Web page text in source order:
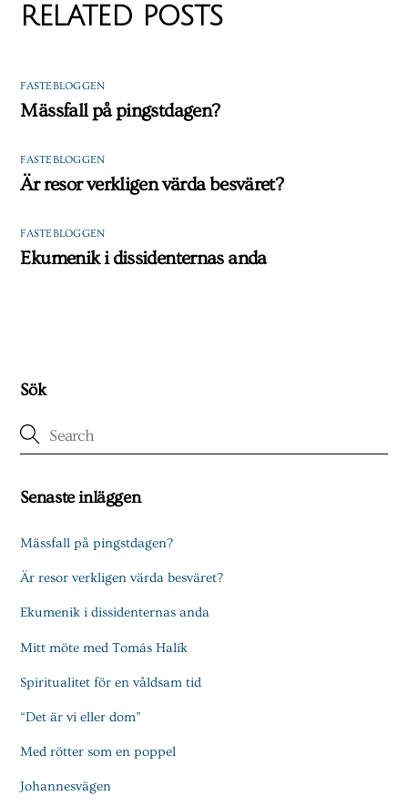
RELATED POSTS
FASTEBLOGGEN
Mässfall på pingstdagen?
FASTEBLOGGEN
Är resor verkligen värda besväret?
FASTEBLOGGEN
Ekumenik i dissidenternas anda
Sök
Senaste inläggen
Mässfall på pingstdagen?
Är resor verkligen värda besväret?
Ekumenik i dissidenternas anda
Mitt möte med Tomás Halík
Spiritualitet för en våldsam tid
“Det är vi eller dom”
Med rötter som en poppel
Johannesvägen